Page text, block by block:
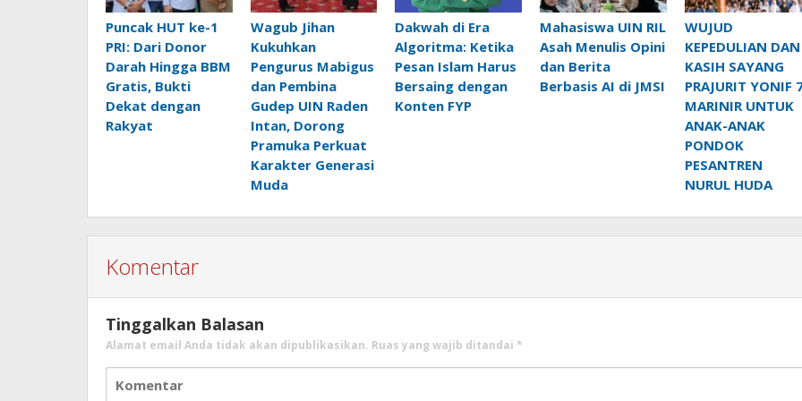
Puncak HUT ke-1
PRI: Dari Donor
Darah Hingga BBM
Gratis, Bukti
Dekat dengan
Rakyat
Wagub Jihan
Kukuhkan
Pengurus Mabigus
dan Pembina
Gudep UIN Raden
Intan, Dorong
Pramuka Perkuat
Karakter Generasi
Muda
Dakwah di Era
Algoritma: Ketika
Pesan Islam Harus
Bersaing dengan
Konten FYP
Mahasiswa UIN RIL
Asah Menulis Opini
dan Berita
Berbasis AI di JMSI
WUJUD
KEPEDULIAN DAN
KASIH SAYANG
PRAJURIT YONIF
MARINIR UNTUK
ANAK-ANAK
PONDOK
PESANTREN
NURUL HUDA
Komentar
Tinggalkan Balasan
Alamat email Anda tidak akan dipublikasikan. Ruas yang wajib ditandai *